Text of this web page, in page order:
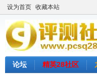
设为首页 收藏本站
论坛 精英28社区